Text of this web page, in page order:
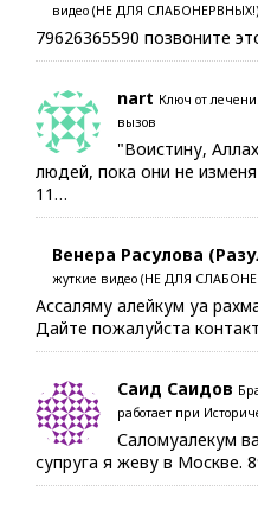
видео (НЕ ДЛЯ СЛАБОНЕРВНЫХ!)
79626365590 позвоните
nart Ключ от
вызов
"Воистину,
людей, пока они не
11…
Венера Расулова
жуткие видео (НЕ ДЛЯ
Ассаляму алейкум уа
Дайте пожалуйста
Саид Саидов
работает при
Саломуалекум
супруга я жеву в Москве.